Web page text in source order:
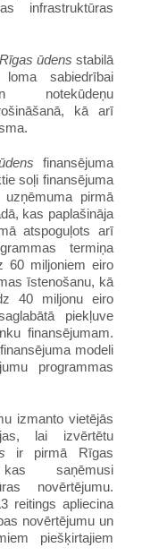
infrastruktūras
Rīgas ūdens stabilā
sabiedrībai
notekūdeņu
kā arī
finansējuma
soļi finansējuma
uzņēmuma pirmā
kas paplašināja
atspoguļots arī
termiņa
60 miljoniem eiro
īstenošanu, kā
40 miljonu eiro
piekļuve
finansējumam.
modeli
programmas
izmanto vietējās
lai izvērtētu
ir pirmā Rīgas
kas saņēmusi
novērtējumu.
reitings apliecina
novērtējumu un
piešķirtajiem